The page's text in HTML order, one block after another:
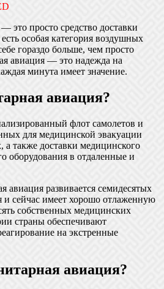
это просто средство доставки
особая категория воздушных
гораздо больше, чем просто
авиация — это надежда на
минута имеет значение.
авиация?
флот самолетов и
для медицинской эвакуации
также доставки медицинского
оборудования в отдаленные и
авиация развивается семидесятых
и сейчас имеет хорошо отлаженную
собственных медицинских
страны обеспечивают
на экстренные
авиация?